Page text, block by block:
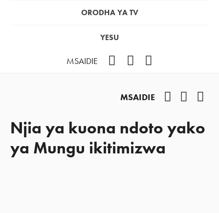
ORODHA YA TV
YESU
MSAIDIE
MSAIDIE
Njia ya kuona ndoto yako
ya Mungu ikitimizwa